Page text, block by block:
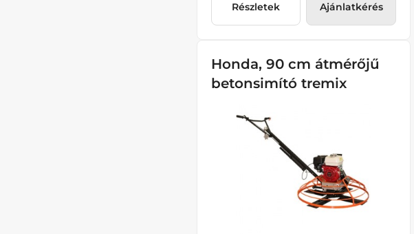
Részletek Ajánlatkérés
Honda, 90 cm átmérőjű
betonsimító tremix